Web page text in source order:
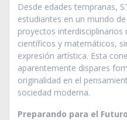
Desde edades tempranas,
estudiantes en un mundo
proyectos
científicos y matemáticos,
expresión artística. Esta
aparentemente dispares
originalidad en el
sociedad moderna.
Preparando para el